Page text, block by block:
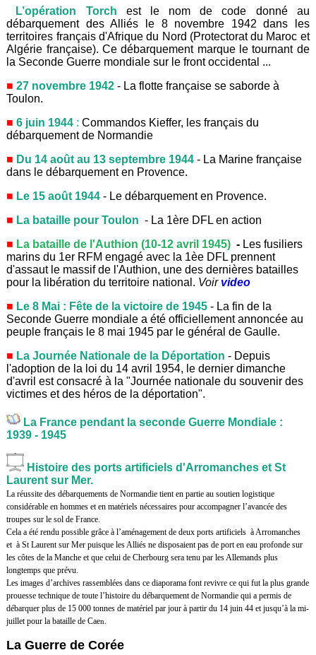
L’opération Torch
est le nom de code donné au
débarquement des Alliés le 8 novembre 1942 dans les
territoires français d'Afrique du Nord (Protectorat du Maroc et
Algérie française). Ce débarquement marque le tournant de
la Seconde Guerre mondiale sur le front occidental ...
27 novembre 1942 - La flotte française se saborde à
Toulon.
6 juin 1944 : Commandos Kieffer, les français du
débarquement de Normandie
Du 14 août au 13 septembre 1944 - La Marine française
dans le débarquement en Provence.
Le 15 août 1944 - Le débarquement en Provence.
La bataille pour Toulon - La 1ère DFL en action
La bataille de l'Authion (10-12 avril 1945) - Les fusiliers
marins du 1er RFM engagé avec la 1èe DFL prennent
d'assaut le massif de l'Authion, une des dernières batailles
pour la libération du territoire national. Voir video
Le 8 Mai : Fête de la victoire de 1945 - La fin de la
Seconde Guerre mondiale a été officiellement annoncée au
peuple français le 8 mai 1945 par le général de Gaulle.
La Journée Nationale de la Déportation - Depuis
l'adoption de la loi du 14 avril 1954, le dernier dimanche
d'avril est consacré à la "Journée nationale du souvenir des
victimes et des héros de la déportation".
La France pendant la seconde Guerre Mondiale :
1939 - 1945
Histoire des ports artificiels d'Arromanches et St
Laurent sur Mer.
La réussite des débarquements de Normandie tient en partie au soutien logistique
considérable en hommes et en matériels nécessaires pour accompagner l’avancée des
troupes sur le sol de France.
Cela a été rendu possible grâce à l’aménagement de deux ports artificiels à Arromanches
et à St Laurent sur Mer puisque les Alliés ne disposaient pas de port en eau profonde sur
les côtes de la Manche et que celui de Cherbourg sera tenu par les Allemands plus
longtemps que prévu.
Les images d’archives rassemblées dans ce diaporama font revivre ce qui fut la plus grande
prouesse technique de toute l’histoire du débarquement de Normandie qui a permis de
débarquer plus de 15 000 tonnes de matériel par jour à partir du 14 juin 44 et jusqu’à la mi-
juillet pour la bataille de Caen.
La Guerre de Corée